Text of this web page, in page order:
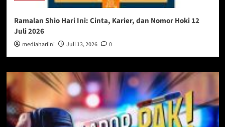
Ramalan Shio Hari Ini: Cinta, Karier, dan Nomor Hoki 12
Juli 2026
mediahariini Juli 13, 2026 0